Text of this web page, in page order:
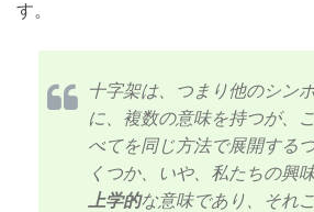
す。
十字架は、つまり他のシン
に、複数の意味を持つが、
べてを同じ方法で展開する
くつか、いや、私たちの興
上学的な意味であり、それ